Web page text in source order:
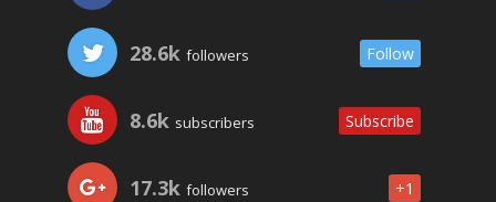
28.6k followers Follow
8.6k subscribers Subscribe
17.3k followers +1